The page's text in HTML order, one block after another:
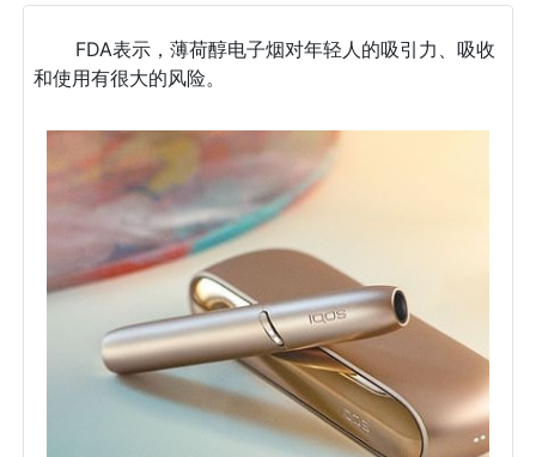
FDA表示，薄荷醇电子烟对年轻人的吸引力、吸收
和使用有很大的风险。